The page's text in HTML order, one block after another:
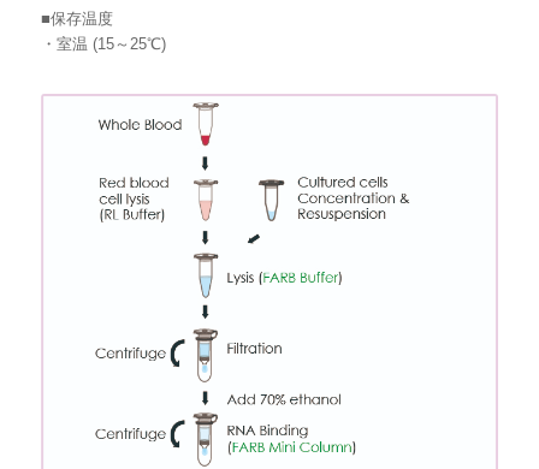
■保存温度
・室温 (15～25℃)